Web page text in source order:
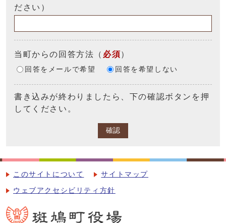
ださい）
当町からの回答方法 （ 必須）
回答をメールで希望 回答を希望しない
書き込みが終わりましたら、下の確認ボタンを押
してください。
確認
このサイトについて サイトマップ
ウェブアクセシビリティ方針